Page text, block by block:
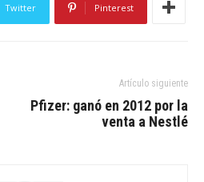
Twitter Pinterest
Artículo siguiente
Pfizer: ganó en 2012 por la
venta a Nestlé